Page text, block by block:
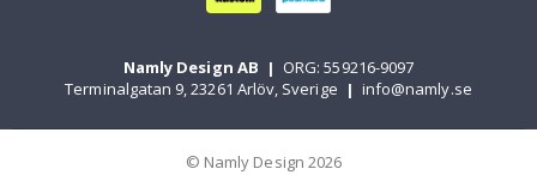
Namly Design AB | ORG: 559216-9097
Terminalgatan 9, 23261 Arlöv, Sverige | info@namly.se
© Namly Design 2026